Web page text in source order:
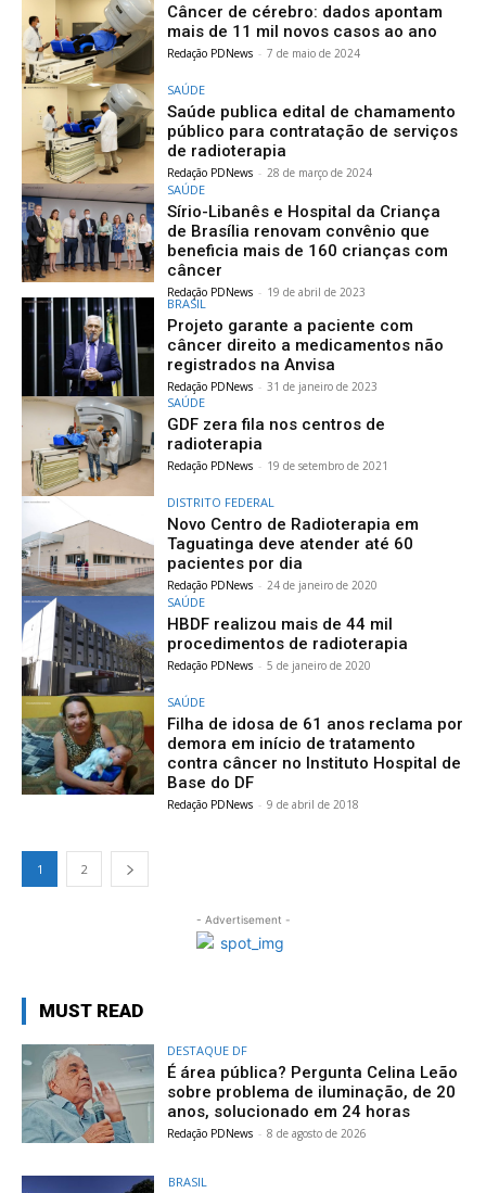
Câncer de cérebro: dados apontam
mais de 11 mil novos casos ao ano
Redação PDNews - 7 de maio de 2024
SAÚDE
Saúde publica edital de chamamento
público para contratação de serviços
de radioterapia
Redação PDNews - 28 de março de 2024
SAÚDE
Sírio-Libanês e Hospital da Criança
de Brasília renovam convênio que
beneficia mais de 160 crianças com
câncer
Redação PDNews - 19 de abril de 2023
BRASIL
Projeto garante a paciente com
câncer direito a medicamentos não
registrados na Anvisa
Redação PDNews - 31 de janeiro de 2023
SAÚDE
GDF zera fila nos centros de
radioterapia
Redação PDNews - 19 de setembro de 2021
DISTRITO FEDERAL
Novo Centro de Radioterapia em
Taguatinga deve atender até 60
pacientes por dia
Redação PDNews - 24 de janeiro de 2020
SAÚDE
HBDF realizou mais de 44 mil
procedimentos de radioterapia
Redação PDNews - 5 de janeiro de 2020
SAÚDE
Filha de idosa de 61 anos reclama por
demora em início de tratamento
contra câncer no Instituto Hospital de
Base do DF
Redação PDNews - 9 de abril de 2018
1 2
- Advertisement -
MUST READ
DESTAQUE DF
É área pública? Pergunta Celina Leão
sobre problema de iluminação, de 20
anos, solucionado em 24 horas
Redação PDNews - 8 de agosto de 2026
BRASIL